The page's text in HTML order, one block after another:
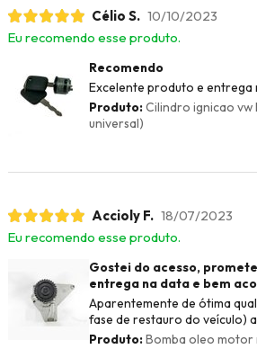
Célio S. 10/10/2023
Eu recomendo esse produto.
Recomendo
Excelente produto e entrega
Produto:Cilindro ignicao vw
universal)
Accioly F. 18/07/2023
Eu recomendo esse produto.
Gostei do acesso,
entrega na data e bem
Aparentemente de ótima
fase de restauro do veículo)
Produto:Bomba oleo motor